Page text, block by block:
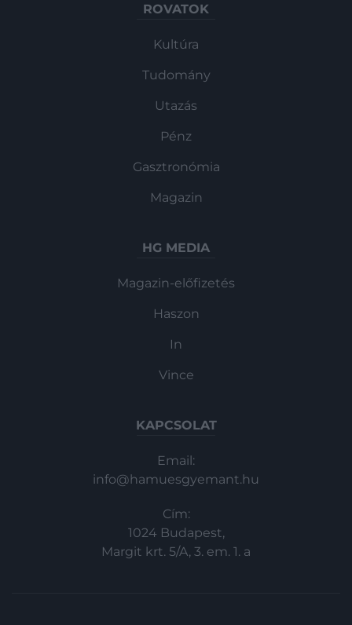
ROVATOK
Kultúra
Tudomány
Utazás
Pénz
Gasztronómia
Magazin
HG MEDIA
Magazin-előfizetés
Haszon
In
Vince
KAPCSOLAT
Email:
info@hamuesgyemant.hu
Cím:
1024 Budapest,
Margit krt. 5/A, 3. em. 1. a